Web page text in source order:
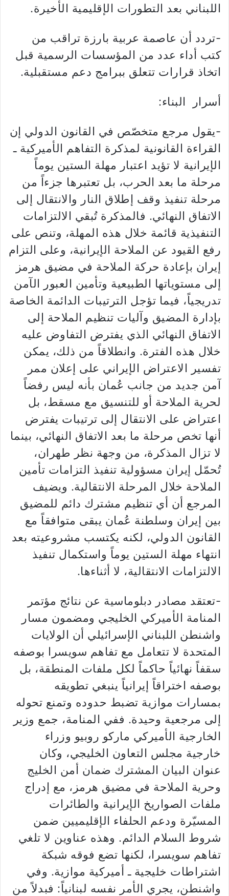
اللبناني بعد التطورات الإقليمية الأخيرة.
-تردد أن عاصمة عربية بارزة تراقب من
كتب أداء عدد من المؤسسات الرسمية قبل
اتخاذ قرارات تتعلق ببرامج دعم مستقبلية.
أسرار البناء:
-يقول مرجع متخصّص في القانون الدولي إن
القراءة القانونية لمذكرة التفاهم الأميركية ـ
الإيرانية لا تؤيد اعتبار مهلة الستين يوماً
مرحلة ما بعد الحرب، بل تعتبرها جزءاً من
مرحلة تنفيذ وقف إطلاق النار والانتقال إلى
الاتفاق النهائي. فالمذكرة تُبقي الالتزامات
التنفيذية قائمة خلال هذه المهلة، وتنص على
رفع القيود عن الملاحة الإيرانية، وعلى التزام
إيران بإعادة حركة الملاحة في مضيق هرمز
إلى مستوياتها الطبيعية وتأمين العبور الآمن
تدريجياً، فيما تؤجل الترتيبات الدائمة الخاصة
بإدارة المضيق وآليات تنظيم الملاحة إلى
الاتفاق النهائي الذي يفترض التفاوض عليه
خلال هذه الفترة. وانطلاقاً من ذلك، يمكن
تفسير الاعتراض الإيراني على إعلان ممر
آمن جديد من جانب عُمان بأنه ليس رفضاً
لحرية الملاحة أو للتنسيق مع مسقط، بل
اعتراض على الانتقال إلى ترتيبات يفترض
أنها تخص مرحلة ما بعد الاتفاق النهائي، بينما
لا تزال المذكرة، من وجهة نظر طهران،
تُحمّل إيران مسؤولية تنفيذ التزامات تأمين
الملاحة خلال المرحلة الانتقالية. ويضيف
المرجع أن أي تنظيم مشترك دائم للمضيق
بين إيران وسلطنة عُمان يبقى متوافقاً مع
القانون الدولي، لكنه يكتسب مشروعيته بعد
انتهاء مهلة الستين يوماً واستكمال تنفيذ
الالتزامات الانتقالية، لا أثناءها.
-تعتقد مصادر دبلوماسية عن نتائج مؤتمر
المنامة الأميركي الخليجي ومضمون مسار
واشنطن اللبناني الإسرائيلي أن الولايات
المتحدة لا تتعامل مع تفاهم سويسرا بوصفه
سقفاً نهائياً حاكماً لكل ملفات المنطقة، بل
بوصفه اختراقاً إيرانياً ينبغي تطويقه
بمسارات موازية تضبط حدوده وتمنع تحوله
إلى مرجعية وحيدة. ففي المنامة، جمع وزير
الخارجية الأميركي ماركو روبيو وزراء
خارجية مجلس التعاون الخليجي، وكان
عنوان البيان المشترك ضمان أمن الخليج
وحرية الملاحة في مضيق هرمز، مع إدراج
ملفات الصواريخ الإيرانية والطائرات
المسيّرة ودعم الحلفاء الإقليميين ضمن
شروط السلام الدائم. وهذه عناوين لا تلغي
تفاهم سويسرا، لكنها تضع فوقه شبكة
اشتراطات خليجية ـ أميركية موازية. وفي
واشنطن، يجري الأمر نفسه لبنانياً: فبدلاً من